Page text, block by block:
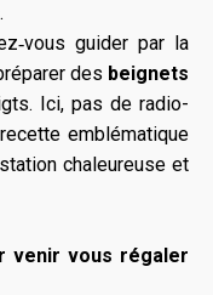
guider par la
des beignets
Ici, pas de radio-
emblématique
chaleureuse et
venir vous régaler